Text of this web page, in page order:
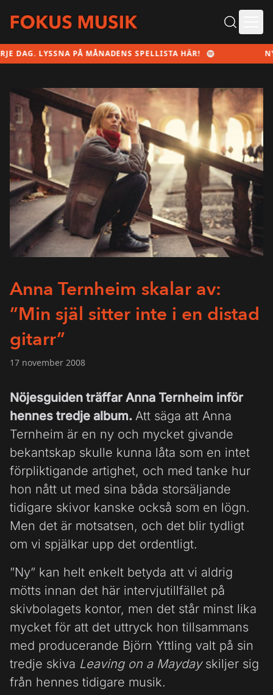
PÅ MÅNADENS SPELLISTA HÄR! NY MUSIK
Anna Ternheim skalar av:
”Min själ sitter inte i en distad
gitarr”
17 november 2008
Nöjesguiden träffar Anna Ternheim inför
hennes tredje album. Att säga att Anna
Ternheim är en ny och mycket givande
bekantskap skulle kunna låta som en intet
förpliktigande artighet, och med tanke hur
hon nått ut med sina båda storsäljande
tidigare skivor kanske också som en lögn.
Men det är motsatsen, och det blir tydligt
om vi spjälkar upp det ordentligt.
”Ny” kan helt enkelt betyda att vi aldrig
mötts innan det här intervjutillfället på
skivbolagets kontor, men det står minst lika
mycket för att det uttryck hon tillsammans
med producerande Björn Yttling valt på sin
tredje skiva Leaving on a Maydayskiljer sig
från hennes tidigare musik.